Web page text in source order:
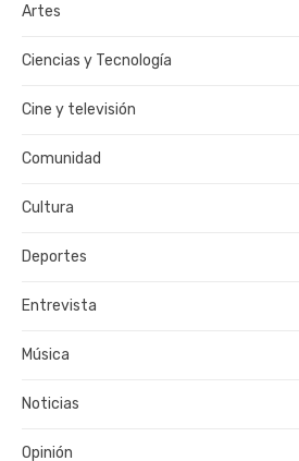
Artes
Ciencias y Tecnología
Cine y televisión
Comunidad
Cultura
Deportes
Entrevista
Música
Noticias
Opinión